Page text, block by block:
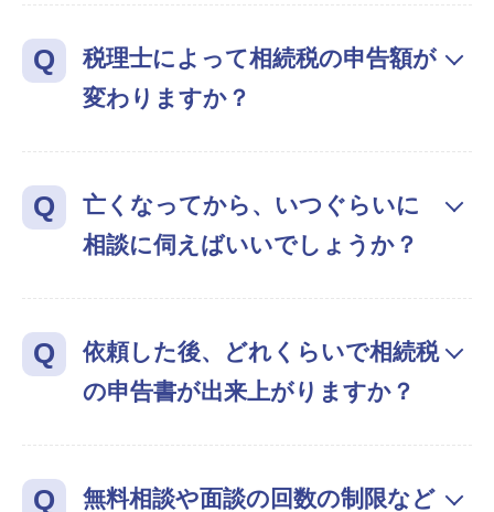
税理士によって相続税の申告額が
変わりますか？
亡くなってから、いつぐらいに
相談に伺えばいいでしょうか？
依頼した後、どれくらいで相続税
の申告書が出来上がりますか？
無料相談や面談の回数の制限など